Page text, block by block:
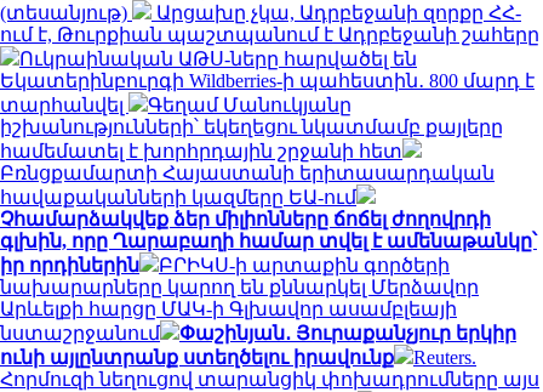
(տեսանյութ)
Արցախը չկա, Ադրբեջանի զորքը ՀՀ-
ում է, Թուրքիան պաշտպանում է Ադրբեջանի շահերը
Ուկրաինական ԱԹՍ-ները հարվածել են
Եկատերինբուրգի Wildberries-ի պահեստին․ 800 մարդ է
տարհանվել
Գեղամ Մանուկյանը
իշխանությունների՝ եկեղեցու նկատմամբ քայլերը
համեմատել է խորհրդային շրջանի հետ
Բռնցքամարտի Հայաստանի երիտասարդական
հավաքականների կազմերը ԵԱ-ում
Չհամարձակվեք ձեր միլիոնները ճոճել ժողովրդի
գլխին, որը Ղարաբաղի համար տվել է ամենաթանկը՝
իր որդիներին
ԲՐԻԿՍ-ի արտաքին գործերի
նախարարները կարող են քննարկել Մերձավոր
Արևելքի հարցը ՄԱԿ-ի Գլխավոր ասամբլեայի
նստաշրջանում
Փաշինյան․ Յուրաքանչյուր երկիր
ունի այլընտրանք ստեղծելու իրավունք
Reuters.
Հորմուզի նեղուցով տարանցիկ փոխադրումները այս